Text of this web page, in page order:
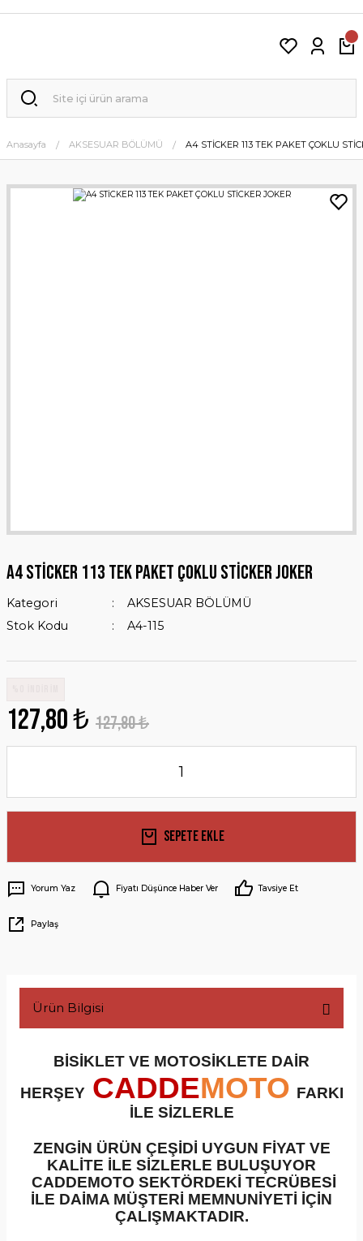
Anasayfa AKSESUAR BÖLÜMÜ A4 STİCKER 113 TEK PAKET ÇOKLU
A4 STİCKER 113 TEK PAKET ÇOKLU STİCKER JOKER
Kategori
AKSESUAR BÖLÜMÜ
Stok Kodu
A4-115
127,80 ₺ 127,80 ₺
Sepete Ekle
Yorum Yaz Fiyatı Düşünce Haber Ver Tavsiye Et
Paylaş
Ürün Bilgisi
BİSİKLET VE MOTOSİKLETE DAİR
HERŞEY CADDEMOTO FARKI
İLE SİZLERLE
ZENGİN ÜRÜN ÇEŞİDİ UYGUN FİYAT VE
KALİTE İLE SİZLERLE BULUŞUYOR
CADDEMOTO SEKTÖRDEKİ TECRÜBESİ
İLE DAİMA MÜŞTERİ MEMNUNİYETİ İÇİN
ÇALIŞMAKTADIR.